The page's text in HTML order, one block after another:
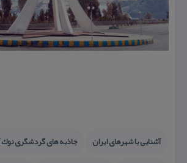
آشنایی با شهرهای ایران
جاذبه های گردشگری نوك